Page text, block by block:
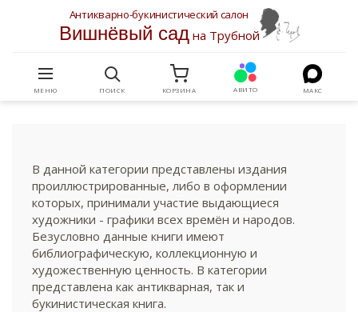
Антикварно-букинистический салон
Вишнёвый садна Трубной
МЕНЮ ПОИСК КОРЗИНА АВИТО МАКС
В данной категории представлены издания
проиллюстрированные, либо в оформлении
которых, принимали участие выдающиеся
художники - графики всех времён и народов.
Безусловно данные книги имеют
библиографическую, коллекционную и
художественную ценность. В категории
представлена как антикварная, так и
букинистическая книга.